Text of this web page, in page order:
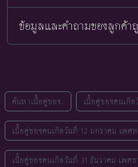
ข้อมูลและคำถามของลูกค้าถู
ค้นหาเนื้อคู่ของ: เนื้อคู่ของคนเกิ
เนื้อคู่ของคนเกิดวันที่ 12 มกราคม เพศ
เนื้อคู่ของคนเกิดวันที่ 31 ธันวาคม เพศช